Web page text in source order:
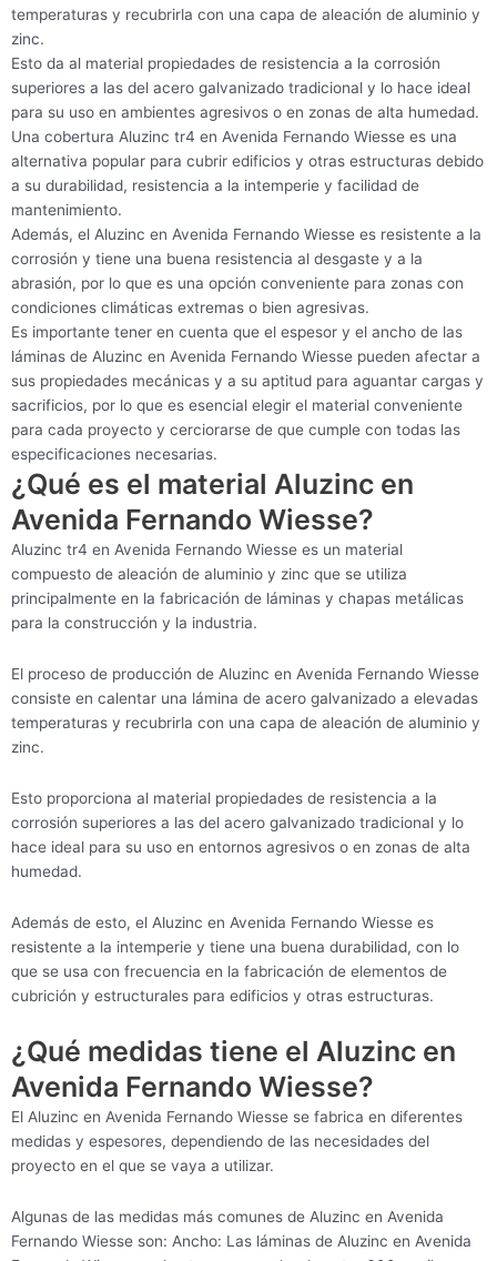
temperaturas y recubrirla con una capa de aleación de aluminio y
zinc.
Esto da al material propiedades de resistencia a la corrosión
superiores a las del acero galvanizado tradicional y lo hace ideal
para su uso en ambientes agresivos o en zonas de alta humedad.
Una cobertura Aluzinc tr4 en Avenida Fernando Wiesse es una
alternativa popular para cubrir edificios y otras estructuras debido
a su durabilidad, resistencia a la intemperie y facilidad de
mantenimiento.
Además, el Aluzinc en Avenida Fernando Wiesse es resistente a la
corrosión y tiene una buena resistencia al desgaste y a la
abrasión, por lo que es una opción conveniente para zonas con
condiciones climáticas extremas o bien agresivas.
Es importante tener en cuenta que el espesor y el ancho de las
láminas de Aluzinc en Avenida Fernando Wiesse pueden afectar a
sus propiedades mecánicas y a su aptitud para aguantar cargas y
sacrificios, por lo que es esencial elegir el material conveniente
para cada proyecto y cerciorarse de que cumple con todas las
especificaciones necesarias.
¿Qué es el material Aluzinc en
Avenida Fernando Wiesse?
Aluzinc tr4 en Avenida Fernando Wiesse es un material
compuesto de aleación de aluminio y zinc que se utiliza
principalmente en la fabricación de láminas y chapas metálicas
para la construcción y la industria.
El proceso de producción de Aluzinc en Avenida Fernando Wiesse
consiste en calentar una lámina de acero galvanizado a elevadas
temperaturas y recubrirla con una capa de aleación de aluminio y
zinc.
Esto proporciona al material propiedades de resistencia a la
corrosión superiores a las del acero galvanizado tradicional y lo
hace ideal para su uso en entornos agresivos o en zonas de alta
humedad.
Además de esto, el Aluzinc en Avenida Fernando Wiesse es
resistente a la intemperie y tiene una buena durabilidad, con lo
que se usa con frecuencia en la fabricación de elementos de
cubrición y estructurales para edificios y otras estructuras.
¿Qué medidas tiene el Aluzinc en
Avenida Fernando Wiesse?
El Aluzinc en Avenida Fernando Wiesse se fabrica en diferentes
medidas y espesores, dependiendo de las necesidades del
proyecto en el que se vaya a utilizar.
Algunas de las medidas más comunes de Aluzinc en Avenida
Fernando Wiesse son: Ancho: Las láminas de Aluzinc en Avenida